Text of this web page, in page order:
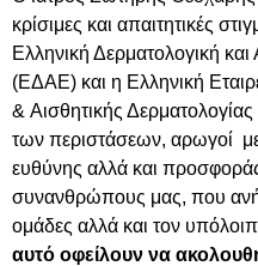
κρίσιμες και απαιτητικές
Ελληνική Δερματολογική και
(ΕΔΑΕ) και η Ελληνική
& Αισθητικής
των περιστάσεων, αρωγοί
ευθύνης αλλά και
συνανθρώπους μας, που
ομάδες αλλά και τον
αυτό οφείλουν να